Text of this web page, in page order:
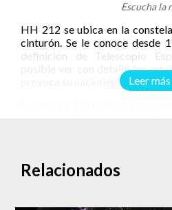
Leer
Escucha la
HH 212 se ubica en la
cinturón. Se le conoce desde
definición de Telescopio
posible ver con detalle los
provoca su nacimiento.
Relacionados